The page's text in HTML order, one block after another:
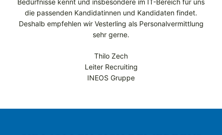
Bedürfnisse kennt und insbesondere im IT-Bereich für uns
die passenden Kandidatinnen und Kandidaten findet.
Deshalb empfehlen wir Vesterling als Personalvermittlung
sehr gerne.
Thilo Zech
Leiter Recruiting
INEOS Gruppe